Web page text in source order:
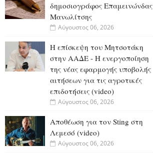
δημοσιογράφος Επαμεινώνδας
Μανωλίτσης
Αύγουστος 06, 2026
Η επίσκεψη του Μητσοτάκη
στην ΑΑΔΕ - Η ενεργοποίηση
της νέας εφαρμογής υποβολής
αιτήσεων για τις αγροτικές
επιδοτήσεις (video)
Αύγουστος 06, 2026
Αποθέωση για τον Sting στη
Λεμεσό (video)
Αύγουστος 06, 2026